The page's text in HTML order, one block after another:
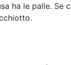
ha le palle. Se